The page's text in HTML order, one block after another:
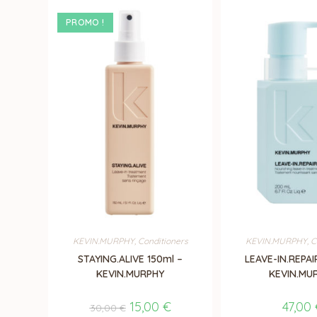
PROMO !
KEVIN.MURPHY, Conditioners
STAYING.ALIVE 150ml –
KEVIN.MURPHY
30,00€ Le
15,00 €Le
KEVIN.MURPHY,
LEAVE-
47,00